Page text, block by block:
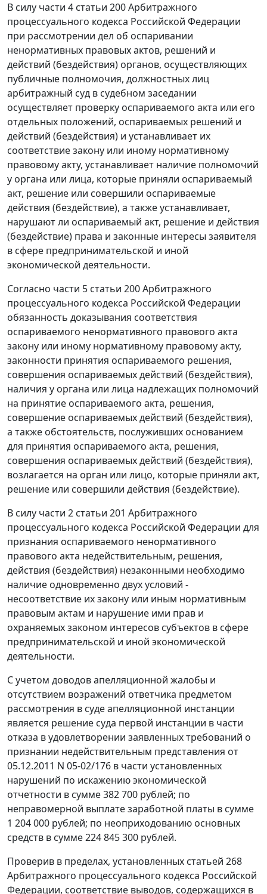
В силу части 4 статьи 200Арбитражного
процессуального кодекса Российской Федерации
при рассмотрении дел об оспаривании
ненормативных правовых актов, решений и
действий (бездействия) органов, осуществляющих
публичные полномочия, должностных лиц
арбитражный суд в судебном заседании
осуществляет проверку оспариваемого акта или его
отдельных положений, оспариваемых решений и
действий (бездействия) и устанавливает их
соответствие закону или иному нормативному
правовому акту, устанавливает наличие полномочий
у органа или лица, которые приняли оспариваемый
акт, решение или совершили оспариваемые
действия (бездействие), а также устанавливает,
нарушают ли оспариваемый акт, решение и действия
(бездействие) права и законные интересы заявителя
в сфере предпринимательской и иной
экономической деятельности.
Согласно части 5 статьи 200Арбитражного
процессуального кодекса Российской Федерации
обязанность доказывания соответствия
оспариваемого ненормативного правового акта
закону или иному нормативному правовому акту,
законности принятия оспариваемого решения,
совершения оспариваемых действий (бездействия),
наличия у органа или лица надлежащих полномочий
на принятие оспариваемого акта, решения,
совершение оспариваемых действий (бездействия),
а также обстоятельств, послуживших основанием
для принятия оспариваемого акта, решения,
совершения оспариваемых действий (бездействия),
возлагается на орган или лицо, которые приняли акт,
решение или совершили действия (бездействие).
В силу части 2 статьи 201 Арбитражного
процессуального кодекса Российской Федерации для
признания оспариваемого ненормативного
правового акта недействительным, решения,
действия (бездействия) незаконными необходимо
наличие одновременно двух условий -
несоответствие их закону или иным нормативным
правовым актам и нарушение ими прав и
охраняемых законом интересов субъектов в сфере
предпринимательской и иной экономической
деятельности.
С учетом доводов апелляционной жалобы и
отсутствием возражений ответчика предметом
рассмотрения в суде апелляционной инстанции
является решение суда первой инстанции в части
отказа в удовлетворении заявленных требований о
признании недействительным представления от
05.12.2011 N 05-02/176 в части установленных
нарушений по искажению экономической
отчетности в сумме 382 700 рублей; по
неправомерной выплате заработной платы в сумме
1 204 000 рублей; по неоприходованию основных
средств в сумме 224 845 300 рублей.
Проверив в пределах, установленных статьей 268
Арбитражного процессуального кодекса Российской
Федерации, соответствие выводов, содержащихся в